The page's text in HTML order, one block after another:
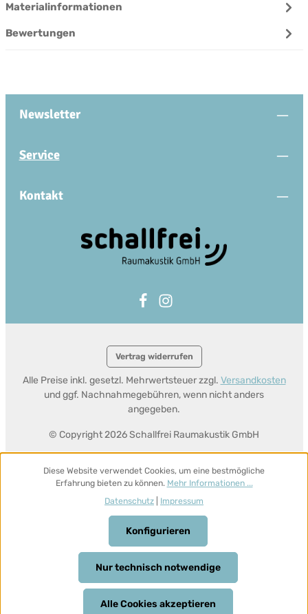
Materialinformationen
Bewertungen
Newsletter
Service
Kontakt
Vertrag widerrufen
© Copyright 2026 Schallfrei Raumakustik GmbH
Alle Preise inkl. gesetzl. Mehrwertsteuer zzgl. Versandkosten
und ggf. Nachnahmegebühren, wenn nicht anders
angegeben.
Diese Website verwendet Cookies, um eine bestmögliche
Erfahrung bieten zu können. Mehr Informationen ...
Datenschutz
Impressum
Nur technisch notwendige
Konfigurieren
Alle Cookies akzeptieren